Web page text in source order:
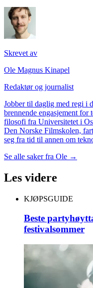
Skrevet av
Ole Magnus Kinapel
Redaktør og journalist
Jobber til daglig med regi i
brennende engasjement
filosofi fra Universitetet i
Den Norske Filmskolen,
seg fra tid til annen om
Se alle saker fra Ole →
Les videre
KJØPSGUIDE
Beste
festivalsommer